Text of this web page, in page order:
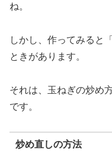
ね。
しかし、作ってみると
ときがあります。
それは、玉ねぎの炒め
です。
炒め直しの方法